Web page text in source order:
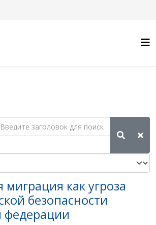
миграция как угроза
безопасности
федерации